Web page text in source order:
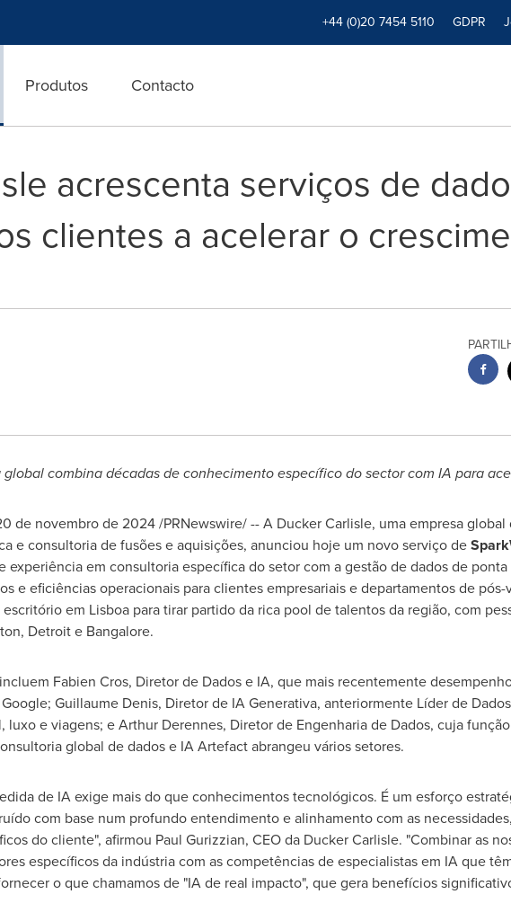
+44 (0)20 7454 5110 GDPR
Produtos Contacto
acrescenta serviços de
clientes a acelerar o
combina décadas de conhecimento específico do sector com IA para
de novembro de 2024/PRNewswire/ -- A Ducker Carlisle, uma empresa global
e consultoria de fusões e aquisições, anunciou hoje um novo serviço de
experiência em consultoria específica do setor com a gestão de dados de
e eficiências operacionais para clientes empresariais e departamentos de pós-
em Lisboapara tirar partido da rica pool de talentos da região, com
, Detroite Bangalore.
Fabien Cros, Diretor de Dados e IA, que mais recentemente
Guillaume Denis, Diretor de IA Generativa, anteriormente Líder de
luxo e viagens; e Arthur Derennes, Diretor de Engenharia de Dados, cuja
global de dados e IA Artefact abrangeu vários setores.
de IA exige mais do que conhecimentos tecnológicos. É um esforço
com base num profundo entendimento e alinhamento com as
do cliente", afirmou Paul Gurizzian, CEO da Ducker Carlisle. "Combinar as
específicos da indústria com as competências de especialistas em IA que
o que chamamos de "IA de real impacto", que gera benefícios